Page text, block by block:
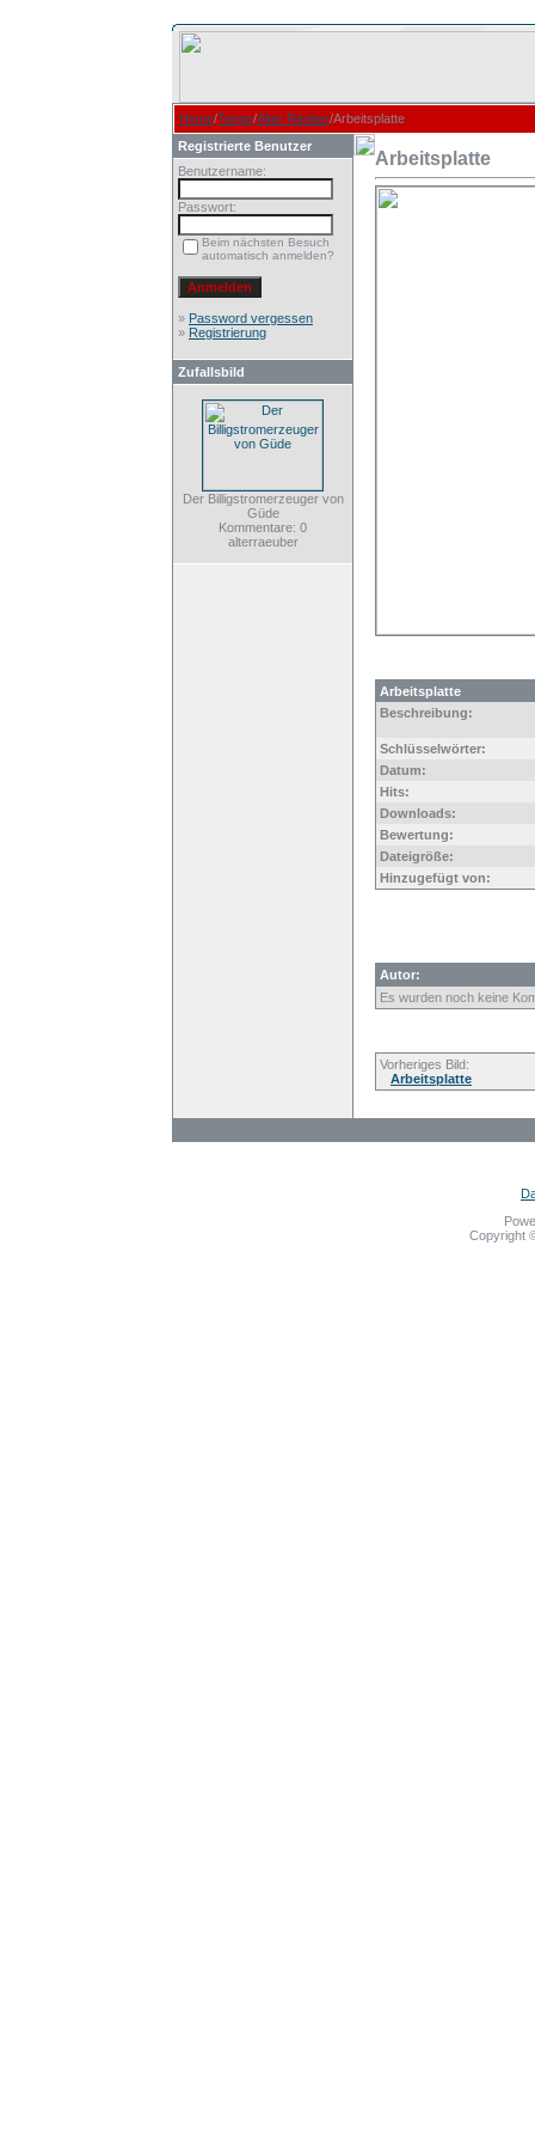
Home/Tango/Alter Räuber/Arbeitsplatte
Registrierte Benutzer
Benutzername:
Passwort:
Beim nächsten Besuch
automatisch anmelden?
» Password vergessen
» Registrierung
Zufallsbild
Der Billigstromerzeuger von
Güde
Kommentare: 0
alterraeuber
Arbeitsplatte
Arbeitsplatte
Beschreibung:
Schlüsselwörter:
Datum:
Hits:
Downloads:
Bewertung:
Dateigröße:
Hinzugefügt von:
Autor:
Es wurden noch keine
Vorheriges Bild:
Arbeitsplatte
Copyright